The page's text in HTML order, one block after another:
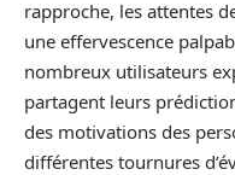
rapproche, les attentes
une effervescence
nombreux utilisateurs
partagent leurs
des motivations des
différentes tournures